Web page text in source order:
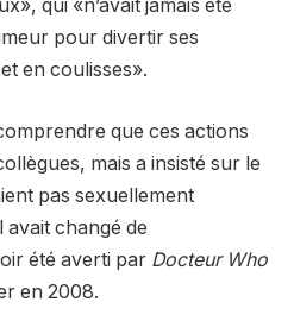
qui «n’avait jamais été
pour divertir ses
en coulisses».
que ces actions
mais a insisté sur le
pas sexuellement
avait changé de
été averti par Docteur Who
en 2008.